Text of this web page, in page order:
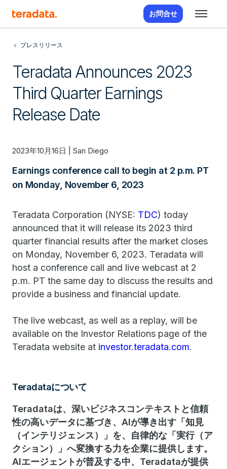
お問合せ
プレスリリース
Teradata Announces 2023
Third Quarter Earnings
Release Date
2023年10月16日 | San Diego
Earnings conference call to begin at 2 p.m. PT
on Monday, November 6, 2023
Teradata Corporation (NYSE: TDC) today
announced that it will release its 2023 third
quarter financial results after the market closes
on Monday, November 6, 2023. Teradata will
host a conference call and live webcast at 2
p.m. PT the same day to discuss the results and
provide a business and financial update.
The live webcast, as well as a replay, will be
available on the Investor Relations page of the
Teradata website at investor.teradata.com.
Teradataについて
Teradataは、深いビジネスコンテキストと信頼
性の高いデータに基づき、AIが導き出す「知見
（インテリジェンス）」を、自律的な「実行（ア
クション）」へ変換する力を企業に提供します。
AIエージェントが普及する中、Teradataが提供